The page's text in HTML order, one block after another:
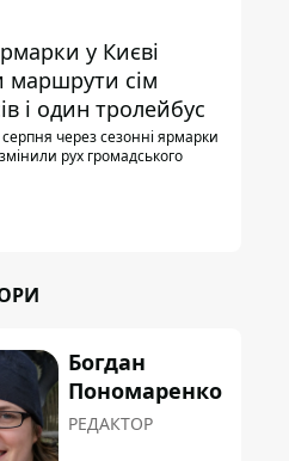
у Києві
маршрути сім
і один тролейбус
серпня через сезонні ярмарки
рух громадського
Богдан
Пономаренко
РЕДАКТОР